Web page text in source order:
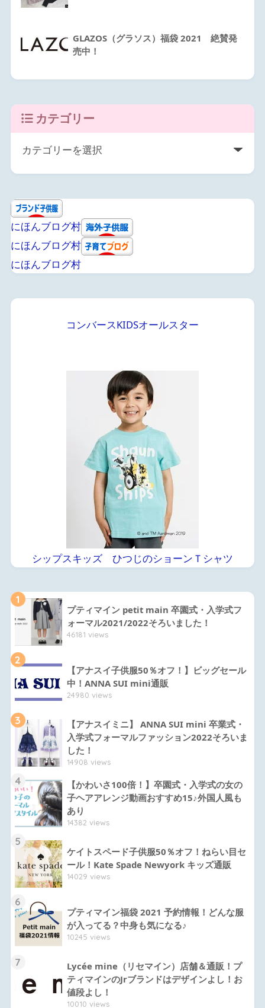
GLAZOS（グラソス）福袋 2021 絶賛発
売中！
カテゴリー
にほんブログ村
にほんブログ村
にほんブログ村
コンバースKIDSオールスター
シップスキッズ ひつじのショーンＴシャツ
1
プティマイン petit main 卒園式・入学式フ
ォーマル2021/2022そろいました！
46181 views
2
【アナスイ子供服50％オフ！】ビッグセール
中！ANNA SUI mini通販
24980 views
3
【アナスイミニ】 ANNA SUI mini 卒業式・
入学式フォーマルファッション2022そろいま
した！
14908 views
4
【かわいさ100倍！】卒園式・入学式の女の
子ヘアアレンジ動画おすすめ15♪外国人風も
あり
14382 views
5
ケイトスペード子供服50％オフ！ねらい目セ
ール！Kate Spade Newyork キッズ通販
14029 views
6
プティマイン福袋 2021 予約情報！どんな服
が入ってる？中身も気になる♪
10245 views
7
Lycée mine（リセマイン）店舗＆通販！プ
ティマインのJrブランドはデザインよし！お
値段よし！
10010 views